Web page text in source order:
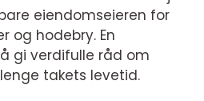
eiendomseieren for
og hodebry. En
gi verdifulle råd om
takets levetid.